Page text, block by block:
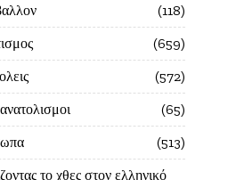
118
659
572
65
513
το χθες στον ελληνικό